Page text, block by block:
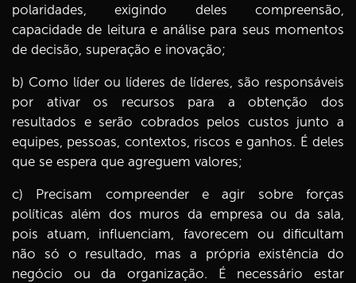
polaridades, exigindo deles compreensão,
capacidade de leitura e análise para seus momentos
de decisão, superação e inovação;
b) Como líder ou líderes de líderes, são responsáveis
por ativar os recursos para a obtenção dos
resultados e serão cobrados pelos custos junto a
equipes, pessoas, contextos, riscos e ganhos. É deles
que se espera que agreguem valores;
c) Precisam compreender e agir sobre forças
políticas além dos muros da empresa ou da sala,
pois atuam, influenciam, favorecem ou dificultam
não só o resultado, mas a própria existência do
negócio ou da organização. É necessário estar